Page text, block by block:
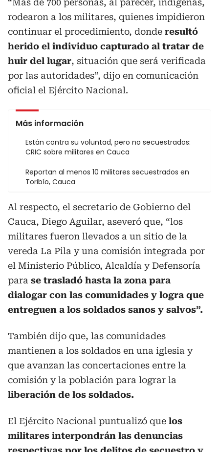
“Más de 700 personas, al parecer, indígenas,
rodearon a los militares, quienes impidieron
continuar el procedimiento, donde resultó
herido el individuo capturado al tratar de
huir del lugar, situación que será verificada
por las autoridades”, dijo en comunicación
oficial el Ejército Nacional.
Más información
Están contra su voluntad, pero no secuestrados:
CRIC sobre militares en Cauca
Reportan al menos 10 militares secuestrados en
Toribío, Cauca
Al respecto, el secretario de Gobierno del
Cauca, Diego Aguilar, aseveró que, “los
militares fueron llevados a un sitio de la
vereda La Pila y una comisión integrada por
el Ministerio Público, Alcaldía y Defensoría
para se trasladó hasta la zona para
dialogar con las comunidades y logra que
entreguen a los soldados sanos y salvos”.
También dijo que, las comunidades
mantienen a los soldados en una iglesia y
que avanzan las concertaciones entre la
comisión y la población para lograr la
liberación de los soldados.
El Ejército Nacional puntualizó que los
militares interpondrán las denuncias